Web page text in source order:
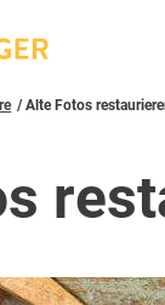
Alte Fotos